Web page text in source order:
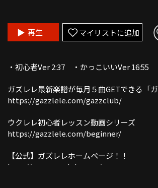
再生 マイリストに追加
・初心者Ver 2:37 ・かっこいいVer 16:55
ガズレレ最新楽譜が毎月５曲GETできる「ガ
https://gazzlele.com/gazzclub/
ウクレレ初心者レッスン動画シリーズ
https://gazzlele.com/beginner/
【公式】ガズレレホームページ！！
http://www.gazzlele.com/